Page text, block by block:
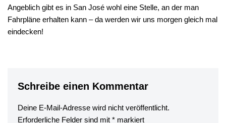
Angeblich gibt es in San José wohl eine Stelle, an der man
Fahrpläne erhalten kann – da werden wir uns morgen gleich mal
eindecken!
Schreibe einen Kommentar
Deine E-Mail-Adresse wird nicht veröffentlicht.
Erforderliche Felder sind mit * markiert